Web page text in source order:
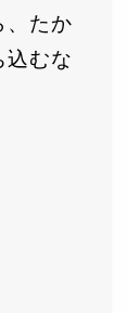
、たか
込むな